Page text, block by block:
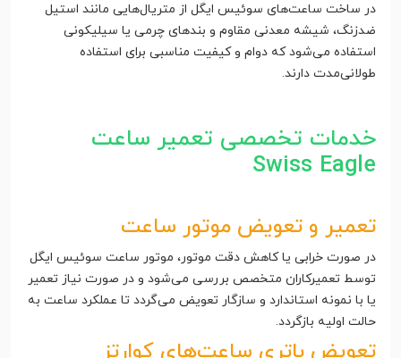
در ساخت ساعت‌های سوئیس ایگل از متریال‌هایی مانند استیل
ضدزنگ، شیشه معدنی مقاوم و بندهای چرمی یا سیلیکونی
استفاده می‌شود که دوام و کیفیت مناسبی برای استفاده
طولانی‌مدت دارند.
خدمات تخصصی تعمیر ساعت
Swiss Eagle
تعمیر و تعویض موتور ساعت
در صورت خرابی یا کاهش دقت موتور، موتور ساعت سوئیس ایگل
توسط تعمیرکاران متخصص بررسی می‌شود و در صورت نیاز تعمیر
یا با نمونه استاندارد و سازگار تعویض می‌گردد تا عملکرد ساعت به
حالت اولیه بازگردد.